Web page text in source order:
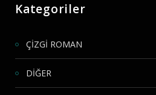
Kategoriler
ÇİZGİ ROMAN
DİĞER